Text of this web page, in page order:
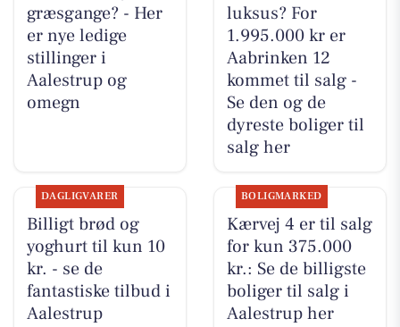
græsgange? - Her
er nye ledige
stillinger i
Aalestrup og
omegn
luksus? For
1.995.000 kr er
Aabrinken 12
kommet til salg -
Se den og de
dyreste boliger til
salg her
DAGLIGVARER
Billigt brød og
yoghurt til kun 10
kr. - se de
fantastiske tilbud i
Aalestrup
BOLIGMARKED
Kærvej 4 er til salg
for kun 375.000
kr.: Se de billigste
boliger til salg i
Aalestrup her